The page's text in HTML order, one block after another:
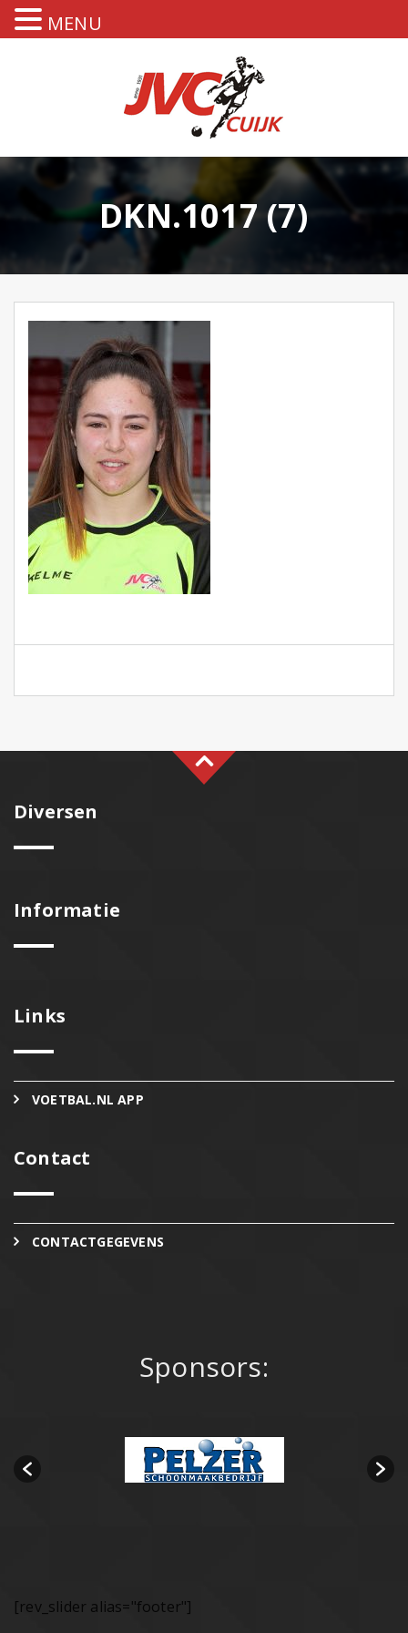
DKN.1017 (7)
Diversen
Informatie
Links
VOETBAL.NL APP
Contact
CONTACTGEGEVENS
Sponsors:
[rev_slider alias="footer"]
MENU